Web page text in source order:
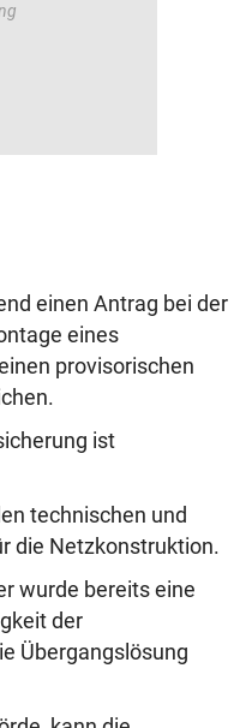
einen Antrag bei der
eines
provisorischen
ist
technischen und
die Netzkonstruktion.
wurde bereits eine
der
Übergangslösung